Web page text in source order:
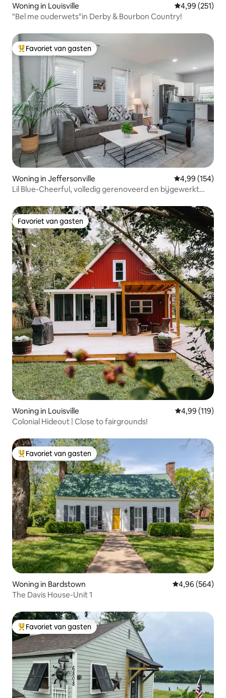
Woning in Louisville Gemiddelde
4,99 (251)
"Bel me ouderwets"in Derby & Bourbon Country!
Topfavoriet van gasten
Favoriet van gasten
Woning in Jeffersonville Gemiddelde
4,99 (154)
Lil Blue-Cheerful, volledig gerenoveerd en bijgewerkt
Favoriet van gasten
Favoriet van gasten
Woning in Louisville Gemiddelde
4,99 (119)
Colonial Hideout | Close to fairgrounds!
Topfavoriet van gasten
Favoriet van gasten
Woning in Bardstown Gemiddelde
4,96 (564)
The Davis House-Unit 1
Topfavoriet van gasten
Favoriet van gasten